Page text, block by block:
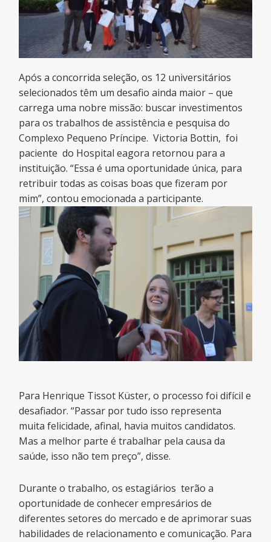
Após a concorrida seleção, os 12 universitários
selecionados têm um desafio ainda maior – que
carrega uma nobre missão: buscar investimentos
para os trabalhos de assistência e pesquisa do
Complexo Pequeno Príncipe. Victoria Bottin, foi
paciente do Hospital eagora retornou para a
instituição. “Essa é uma oportunidade única, para
retribuir todas as coisas boas que fizeram por
mim”, contou emocionada a participante.
Para Henrique Tissot Küster, o processo foi difícil e
desafiador. “Passar por tudo isso representa
muita felicidade, afinal, havia muitos candidatos.
Mas a melhor parte é trabalhar pela causa da
saúde, isso não tem preço”, disse.
Durante o trabalho, os estagiários terão a
oportunidade de conhecer empresários de
diferentes setores do mercado e de aprimorar suas
habilidades de relacionamento e comunicação. Para